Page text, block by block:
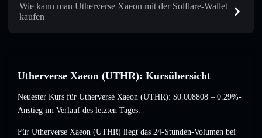
Wie kann man Utherverse Xaeon mit der Solflare-Wallet
kaufen
Utherverse Xaeon (UTHR): Kursübersicht
Neuester Kurs für Utherverse Xaeon (UTHR): $0.008808 – 0.29%-
Anstieg im Verlauf des letzten Tages.
Für Utherverse Xaeon (UTHR) liegt das 24-Stunden-Volumen bei